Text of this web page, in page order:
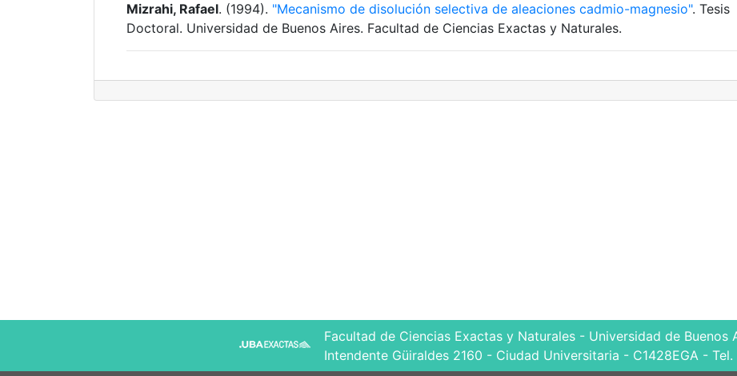
Mizrahi, Rafael. (1994). "Mecanismo de disolución selectiva de aleaciones cadmio-magnesio". Tesis
Doctoral. Universidad de Buenos Aires. Facultad de Ciencias Exactas y Naturales.
Facultad de Ciencias Exactas y Naturales - Universidad de Buenos
Intendente Güiraldes 2160 - Ciudad Universitaria - C1428EGA -